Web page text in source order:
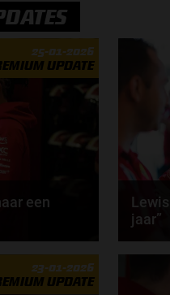
25-01-2026
UPDATE
een
in de Formule
jaar”
Het
van
23-01-2026
UPDATE